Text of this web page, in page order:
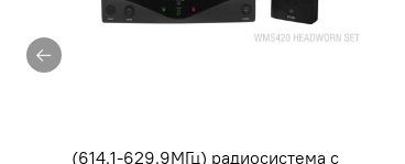
(614.1-629.9МГц) радиосистема с